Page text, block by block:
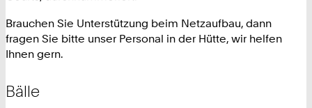
Brauchen Sie Unterstützung beim Netzaufbau, dann
fragen Sie bitte unser Personal in der Hütte, wir helfen
Ihnen gern.
Bälle